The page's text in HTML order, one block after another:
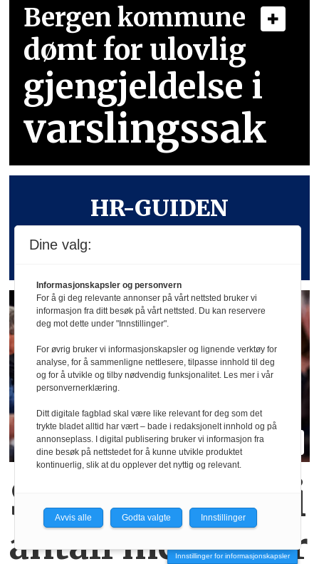
Bergen kommune
dømt for ulovlig
gjengjeldelse i
varslingssak
HR-GUIDEN
Nyttige kontakter for deg som jobber
Stor økning i
antall meklinger
Innstillinger for informasjonskapsler
Dine valg:
Informasjonskapsler og personvern
For å gi deg relevante annonser på vårt nettsted bruker vi
informasjon fra ditt besøk på vårt nettsted. Du kan reservere
deg mot dette under "Innstillinger".
For øvrig bruker vi informasjonskapsler og lignende verktøy for
analyse, for å sammenligne nettlesere, tilpasse innhold til deg
og for å utvikle og tilby nødvendig funksjonalitet. Les mer i vår
personvernerklæring.
Ditt digitale fagblad skal være like relevant for deg som det
trykte bladet alltid har vært – bade i redaksjonelt innhold og på
annonseplass. I digital publisering bruker vi informasjon fra
dine besøk på nettstedet for å kunne utvikle produktet
kontinuerlig, slik at du opplever det nyttig og relevant.
Avvis alle Godta valgte Innstillinger